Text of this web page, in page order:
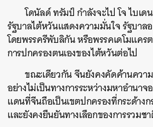
โดนัลด์ ทรัมป์ กำลังจะไป โจ ไบเด
รัฐบาลไต้หวันแสดงความมั่นใจ รัฐบาล
โดยพรรครีพับลิกัน หรือพรรคเดโมแคร
การปกครองตนเองของไต้หวันต่อไป
ขณะเดียวกัน จีนยังคงคัดค้านควา
อย่างไม่เป็นทางการระหว่างมหาอำนา
แดนที่จีนถือเป็นเขตปกครองที่กระด้างก
และยังคงยืนยันทางเลือกของการรวมช